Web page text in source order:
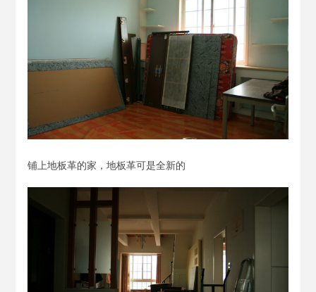
铺上地板革的家，地板革可是全新的